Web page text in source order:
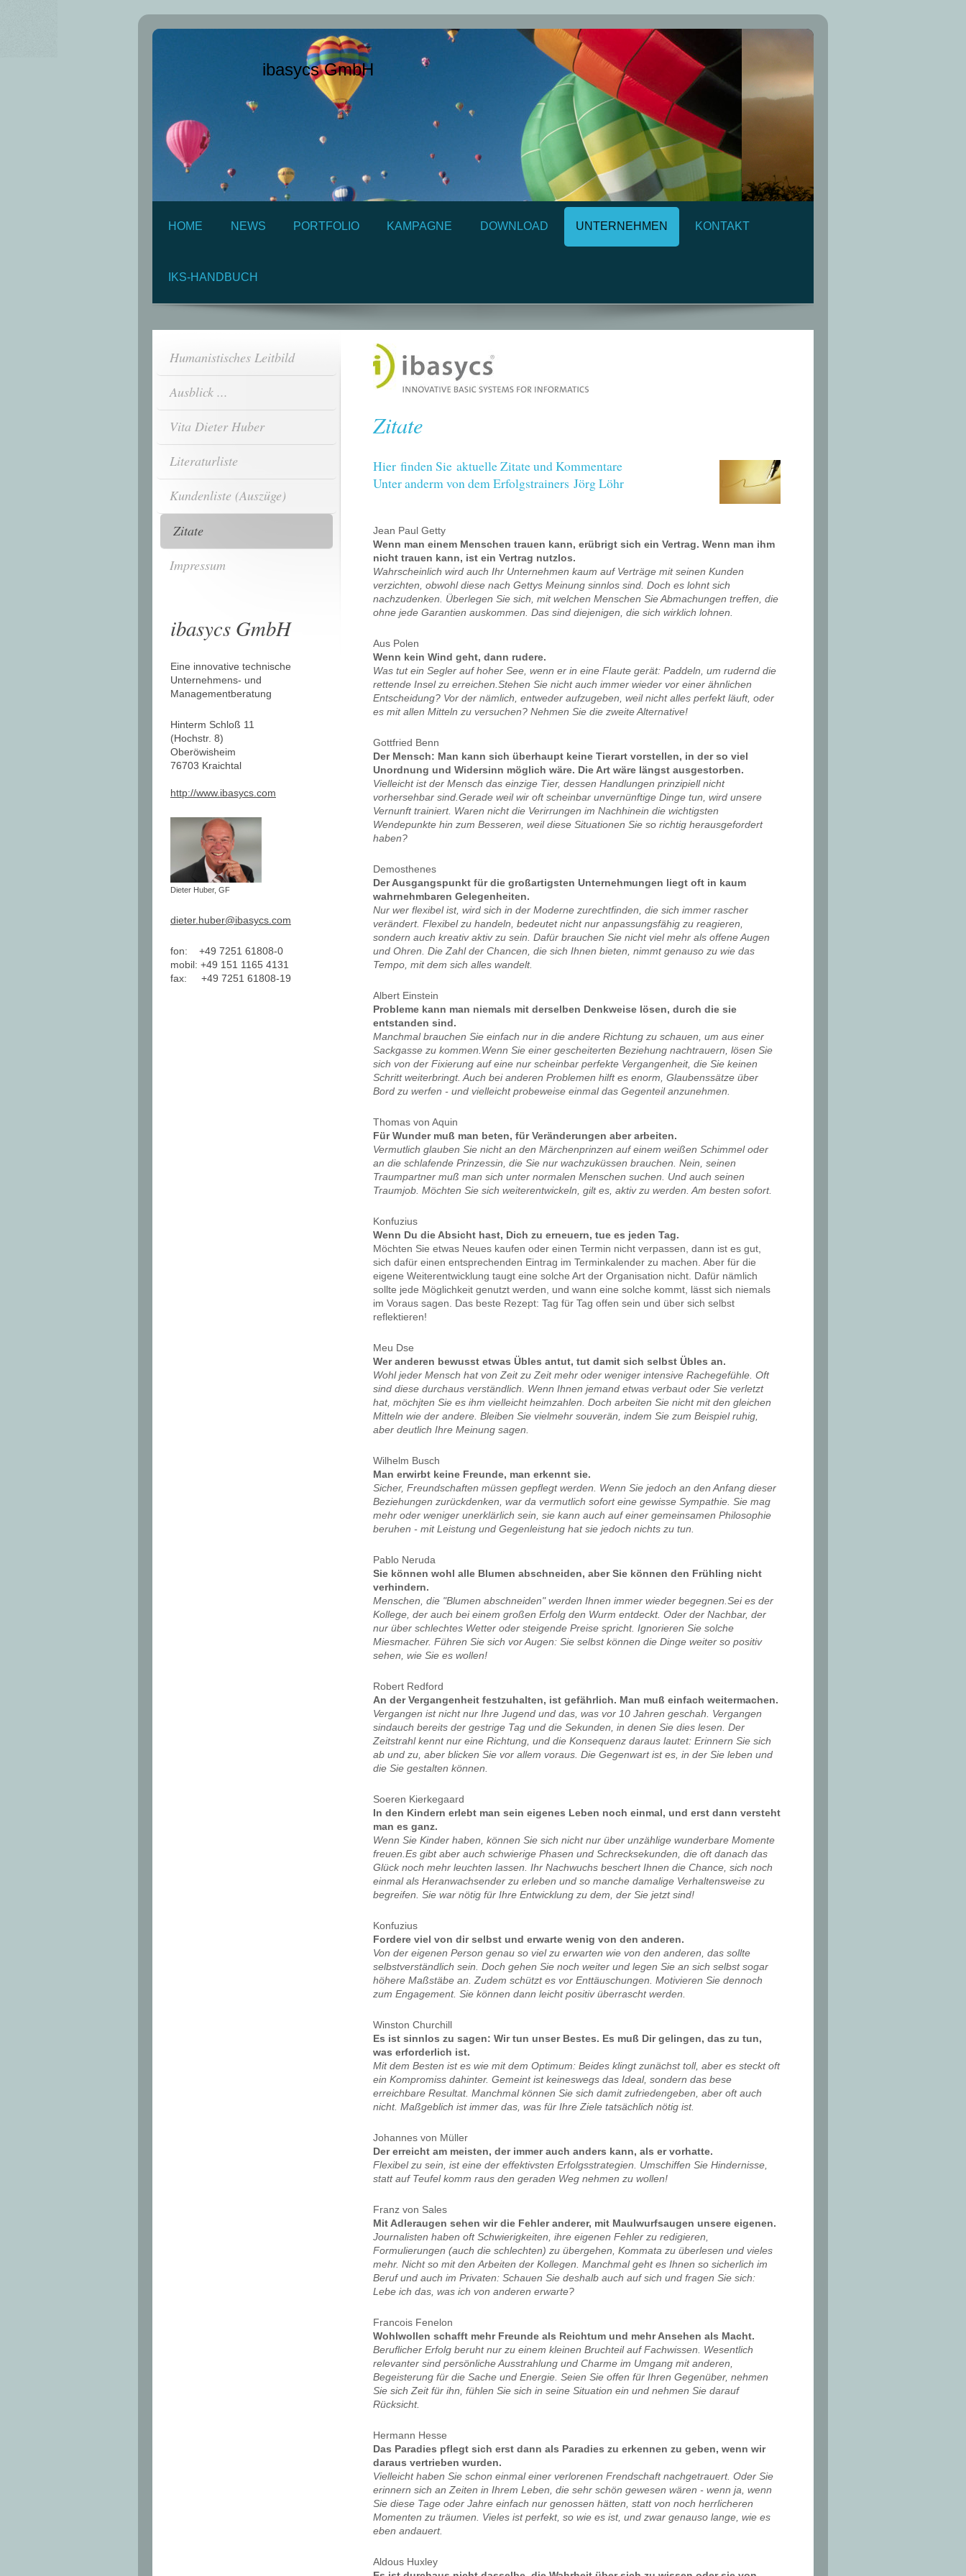
ibasycs GmbH
HOME NEWS PORTFOLIO KAMPAGNE DOWNLOAD UNTERNEHMEN KONTAKT
IKS-HANDBUCH
Zitate
Hier finden Sie aktuelle Zitate und Kommentare
Unter anderm von dem Erfolgstrainers Jörg Löhr
Jean Paul Getty
Wenn man einem Menschen trauen kann, erübrigt sich ein Vertrag. Wenn man ihm
nicht trauen kann, ist ein Vertrag nutzlos.
Wahrscheinlich wird auch Ihr Unternehmen kaum auf Verträge mit seinen Kunden
verzichten, obwohl diese nach Gettys Meinung sinnlos sind. Doch es lohnt sich
nachzudenken. Überlegen Sie sich, mit welchen Menschen Sie Abmachungen treffen, die
ohne jede Garantien auskommen. Das sind diejenigen, die sich wirklich lohnen.
Aus Polen
Wenn kein Wind geht, dann rudere.
Was tut ein Segler auf hoher See, wenn er in eine Flaute gerät: Paddeln, um rudernd die
rettende Insel zu erreichen.Stehen Sie nicht auch immer wieder vor einer ähnlichen
Entscheidung? Vor der nämlich, entweder aufzugeben, weil nicht alles perfekt läuft, oder
es mit allen Mitteln zu versuchen? Nehmen Sie die zweite Alternative!
Gottfried Benn
Der Mensch: Man kann sich überhaupt keine Tierart vorstellen, in der so viel
Unordnung und Widersinn möglich wäre. Die Art wäre längst ausgestorben.
Vielleicht ist der Mensch das einzige Tier, dessen Handlungen prinzipiell nicht
vorhersehbar sind.Gerade weil wir oft scheinbar unvernünftige Dinge tun, wird unsere
Vernunft trainiert. Waren nicht die Verirrungen im Nachhinein die wichtigsten
Wendepunkte hin zum Besseren, weil diese Situationen Sie so richtig herausgefordert
haben?
Demosthenes
Der Ausgangspunkt für die großartigsten Unternehmungen liegt oft in kaum
wahrnehmbaren Gelegenheiten.
Nur wer flexibel ist, wird sich in der Moderne zurechtfinden, die sich immer rascher
verändert. Flexibel zu handeln, bedeutet nicht nur anpassungsfähig zu reagieren,
sondern auch kreativ aktiv zu sein. Dafür brauchen Sie nicht viel mehr als offene Augen
und Ohren. Die Zahl der Chancen, die sich Ihnen bieten, nimmt genauso zu wie das
Tempo, mit dem sich alles wandelt.
Albert Einstein
Probleme kann man niemals mit derselben Denkweise lösen, durch die sie
entstanden sind.
Manchmal brauchen Sie einfach nur in die andere Richtung zu schauen, um aus einer
Sackgasse zu kommen.Wenn Sie einer gescheiterten Beziehung nachtrauern, lösen Sie
sich von der Fixierung auf eine nur scheinbar perfekte Vergangenheit, die Sie keinen
Schritt weiterbringt. Auch bei anderen Problemen hilft es enorm, Glaubenssätze über
Bord zu werfen - und vielleicht probeweise einmal das Gegenteil anzunehmen.
Thomas von Aquin
Für Wunder muß man beten, für Veränderungen aber arbeiten.
Vermutlich glauben Sie nicht an den Märchenprinzen auf einem weißen Schimmel oder
an die schlafende Prinzessin, die Sie nur wachzuküssen brauchen. Nein, seinen
Traumpartner muß man sich unter normalen Menschen suchen. Und auch seinen
Traumjob. Möchten Sie sich weiterentwickeln, gilt es, aktiv zu werden. Am besten sofort.
Konfuzius
Wenn Du die Absicht hast, Dich zu erneuern, tue es jeden Tag.
Möchten Sie etwas Neues kaufen oder einen Termin nicht verpassen, dann ist es gut,
sich dafür einen entsprechenden Eintrag im Terminkalender zu machen. Aber für die
eigene Weiterentwicklung taugt eine solche Art der Organisation nicht. Dafür nämlich
sollte jede Möglichkeit genutzt werden, und wann eine solche kommt, lässt sich niemals
im Voraus sagen. Das beste Rezept: Tag für Tag offen sein und über sich selbst
reflektieren!
Meu Dse
Wer anderen bewusst etwas Übles antut, tut damit sich selbst Übles an.
Wohl jeder Mensch hat von Zeit zu Zeit mehr oder weniger intensive Rachegefühle. Oft
sind diese durchaus verständlich. Wenn Ihnen jemand etwas verbaut oder Sie verletzt
hat, möchjten Sie es ihm vielleicht heimzahlen. Doch arbeiten Sie nicht mit den gleichen
Mitteln wie der andere. Bleiben Sie vielmehr souverän, indem Sie zum Beispiel ruhig,
aber deutlich Ihre Meinung sagen.
Wilhelm Busch
Man erwirbt keine Freunde, man erkennt sie.
Sicher, Freundschaften müssen gepflegt werden. Wenn Sie jedoch an den Anfang dieser
Beziehungen zurückdenken, war da vermutlich sofort eine gewisse Sympathie. Sie mag
mehr oder weniger unerklärlich sein, sie kann auch auf einer gemeinsamen Philosophie
beruhen - mit Leistung und Gegenleistung hat sie jedoch nichts zu tun.
Pablo Neruda
Sie können wohl alle Blumen abschneiden, aber Sie können den Frühling nicht
verhindern.
Menschen, die "Blumen abschneiden" werden Ihnen immer wieder begegnen.Sei es der
Kollege, der auch bei einem großen Erfolg den Wurm entdeckt. Oder der Nachbar, der
nur über schlechtes Wetter oder steigende Preise spricht. Ignorieren Sie solche
Miesmacher. Führen Sie sich vor Augen: Sie selbst können die Dinge weiter so positiv
sehen, wie Sie es wollen!
Robert Redford
An der Vergangenheit festzuhalten, ist gefährlich. Man muß einfach weitermachen.
Vergangen ist nicht nur Ihre Jugend und das, was vor 10 Jahren geschah. Vergangen
sindauch bereits der gestrige Tag und die Sekunden, in denen Sie dies lesen. Der
Zeitstrahl kennt nur eine Richtung, und die Konsequenz daraus lautet: Erinnern Sie sich
ab und zu, aber blicken Sie vor allem voraus. Die Gegenwart ist es, in der Sie leben und
die Sie gestalten können.
Soeren Kierkegaard
In den Kindern erlebt man sein eigenes Leben noch einmal, und erst dann versteht
man es ganz.
Wenn Sie Kinder haben, können Sie sich nicht nur über unzählige wunderbare Momente
freuen.Es gibt aber auch schwierige Phasen und Schrecksekunden, die oft danach das
Glück noch mehr leuchten lassen. Ihr Nachwuchs beschert Ihnen die Chance, sich noch
einmal als Heranwachsender zu erleben und so manche damalige Verhaltensweise zu
begreifen. Sie war nötig für Ihre Entwicklung zu dem, der Sie jetzt sind!
Konfuzius
Fordere viel von dir selbst und erwarte wenig von den anderen.
Von der eigenen Person genau so viel zu erwarten wie von den anderen, das sollte
selbstverständlich sein. Doch gehen Sie noch weiter und legen Sie an sich selbst sogar
höhere Maßstäbe an. Zudem schützt es vor Enttäuschungen. Motivieren Sie dennoch
zum Engagement. Sie können dann leicht positiv überrascht werden.
Winston Churchill
Es ist sinnlos zu sagen: Wir tun unser Bestes. Es muß Dir gelingen, das zu tun,
was erforderlich ist.
Mit dem Besten ist es wie mit dem Optimum: Beides klingt zunächst toll, aber es steckt oft
ein Kompromiss dahinter. Gemeint ist keineswegs das Ideal, sondern das bese
erreichbare Resultat. Manchmal können Sie sich damit zufriedengeben, aber oft auch
nicht. Maßgeblich ist immer das, was für Ihre Ziele tatsächlich nötig ist.
Johannes von Müller
Der erreicht am meisten, der immer auch anders kann, als er vorhatte.
Flexibel zu sein, ist eine der effektivsten Erfolgsstrategien. Umschiffen Sie Hindernisse,
statt auf Teufel komm raus den geraden Weg nehmen zu wollen!
Franz von Sales
Mit Adleraugen sehen wir die Fehler anderer, mit Maulwurfsaugen unsere eigenen.
Journalisten haben oft Schwierigkeiten, ihre eigenen Fehler zu redigieren,
Formulierungen (auch die schlechten) zu übergehen, Kommata zu überlesen und vieles
mehr. Nicht so mit den Arbeiten der Kollegen. Manchmal geht es Ihnen so sicherlich im
Beruf und auch im Privaten: Schauen Sie deshalb auch auf sich und fragen Sie sich:
Lebe ich das, was ich von anderen erwarte?
Francois Fenelon
Wohlwollen schafft mehr Freunde als Reichtum und mehr Ansehen als Macht.
Beruflicher Erfolg beruht nur zu einem kleinen Bruchteil auf Fachwissen. Wesentlich
relevanter sind persönliche Ausstrahlung und Charme im Umgang mit anderen,
Begeisterung für die Sache und Energie. Seien Sie offen für Ihren Gegenüber, nehmen
Sie sich Zeit für ihn, fühlen Sie sich in seine Situation ein und nehmen Sie darauf
Rücksicht.
Hermann Hesse
Das Paradies pflegt sich erst dann als Paradies zu erkennen zu geben, wenn wir
daraus vertrieben wurden.
Vielleicht haben Sie schon einmal einer verlorenen Frendschaft nachgetrauert. Oder Sie
erinnern sich an Zeiten in Ihrem Leben, die sehr schön gewesen wären - wenn ja, wenn
Sie diese Tage oder Jahre einfach nur genossen hätten, statt von noch herrlicheren
Momenten zu träumen. Vieles ist perfekt, so wie es ist, und zwar genauso lange, wie es
eben andauert.
Aldous Huxley
Humanistisches Leitbild
Ausblick ...
Vita Dieter Huber
Literaturliste
Kundenliste (Auszüge)
Zitate
Impressum
ibasycs GmbH
Eine innovative technische
Unternehmens- und
Managementberatung
Hinterm Schloß 11
(Hochstr. 8)
Oberöwisheim
76703 Kraichtal
http://www.ibasycs.com
Dieter Huber, GF
dieter.huber@ibasycs.com
fon: +49 7251 61808-0
mobil: +49 151 1165 4131
fax: +49 7251 61808-19